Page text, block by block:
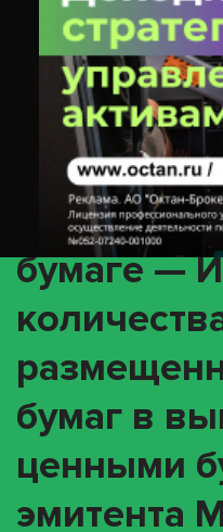
(CHAN) О
действии
бумаге —
бумаг в
ценными
эмитента